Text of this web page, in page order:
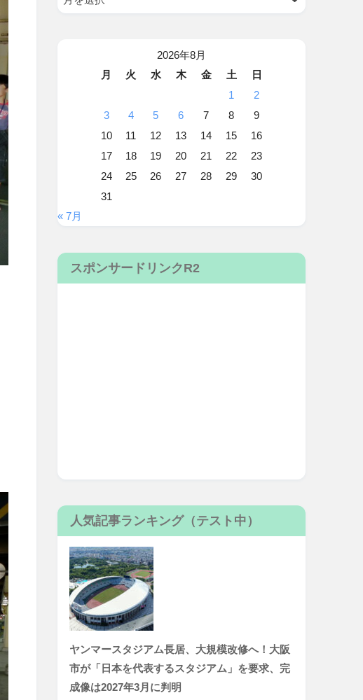
2026年8月
月
火 水 木 金 土
日
1
2
3
4 5 6 7 8
9
10
11 12 13 14 15
16
17
18 19 20 21 22
23
24
25 26 27 28 29
30
31
« 7月
スポンサードリンクR2
人気記事ランキング（テスト中）
ヤンマースタジアム長居、大規模改修へ！大阪
市が「日本を代表するスタジアム」を要求、完
成像は2027年3月に判明